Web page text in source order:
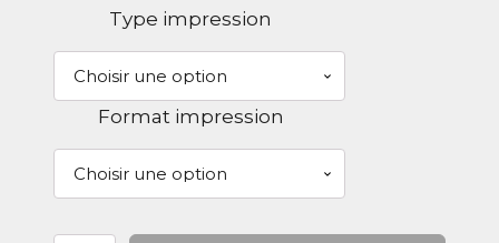
Type impression
Format impression